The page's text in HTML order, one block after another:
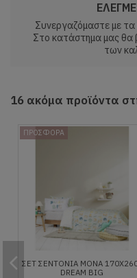
Συνεργαζόμαστε με
Στο κατάστημα μας θα
των
16 ακόμα προϊόντα
ΠΡΟΣΦΟΡΑ
ΣΕΤ ΣΕΝΤΌΝΙΑ ΜΟΝΆ
DREAM BIG